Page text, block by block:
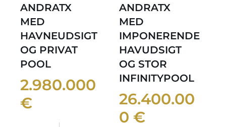
ANDRATX
MED
HAVNEUDSIGT
OG PRIVAT
POOL
2.980.000
€
ANDRATX
MED
IMPONERENDE
HAVUDSIGT
OG STOR
INFINITYPOOL
26.400.00
0 €